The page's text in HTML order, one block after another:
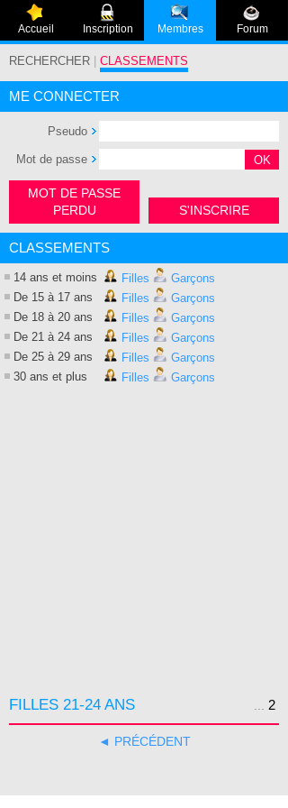
Accueil Inscription Membres Forum
RECHERCHER CLASSEMENTS
ME CONNECTER
Pseudo
Mot de passe
MOT DE PASSE
PERDU
S'INSCRIRE
CLASSEMENTS
14 ans et moins Filles
Garçons
De 15 à 17 ans
Filles
Garçons
De 18 à 20 ans
Filles
Garçons
De 21 à 24 ans
Filles
Garçons
De 25 à 29 ans
Filles
Garçons
30 ans et plus
Filles Garçons
FILLES 21-24 ANS 2
◄ PRÉCÉDENT